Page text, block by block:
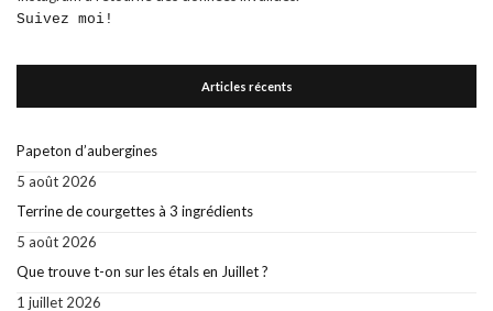
Suivez moi!
Articles récents
Papeton d’aubergines
5 août 2026
Terrine de courgettes à 3 ingrédients
5 août 2026
Que trouve t-on sur les étals en Juillet ?
1 juillet 2026